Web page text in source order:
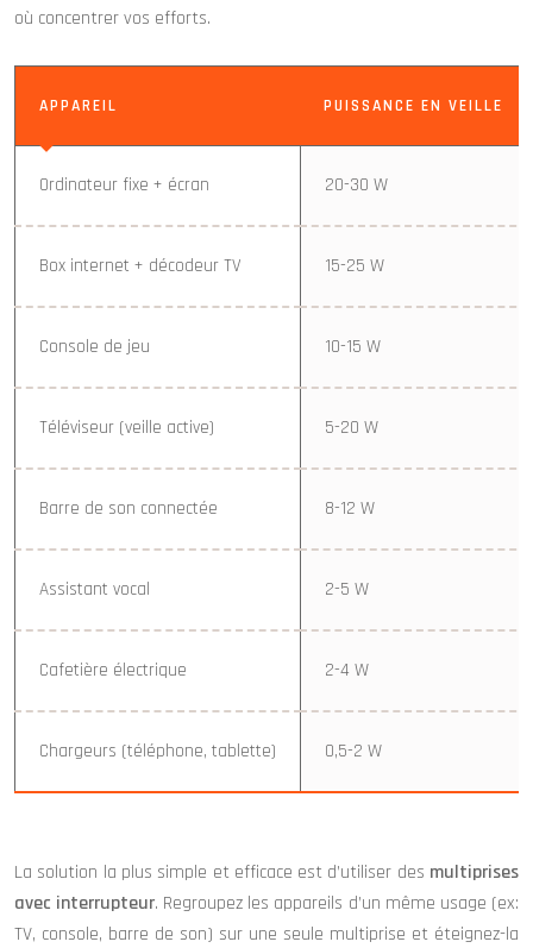
où concentrer vos efforts.
APPAREIL PUISSANCE EN VEILLE
Ordinateur fixe + écran 20-30 W
Box internet + décodeur TV 15-25 W
Console de jeu 10-15 W
Téléviseur (veille active) 5-20 W
Barre de son connectée 8-12 W
Assistant vocal 2-5 W
Cafetière électrique 2-4 W
Chargeurs (téléphone, tablette) 0,5-2 W
La solution la plus simple et efficace est d’utiliser des multiprises
avec interrupteur. Regroupez les appareils d’un même usage (ex:
TV, console, barre de son) sur une seule multiprise et éteignez-la